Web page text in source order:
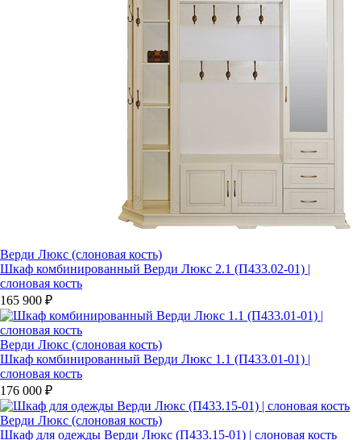
Верди Люкс (слоновая кость)
Шкаф комбинированный Верди Люкс 2.1 (П433.02-01) |
слоновая кость
165 900 ₽
Верди Люкс (слоновая кость)
Шкаф комбинированный Верди Люкс 1.1 (П433.01-01) |
слоновая кость
176 000 ₽
Верди Люкс (слоновая кость)
Шкаф для одежды Верди Люкс (П433.15-01) | слоновая кость